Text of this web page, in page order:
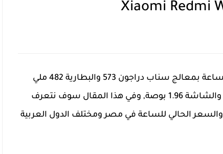
مواصفات و سعر شاومي ريدمي واتش 10 اليوم, تأتي الساعة بمعالج سناب دراجون 573 والبطارية 482 ملي
امبير، والرامات 6 جيجا رام ومساحة التخزين 8 جيجا بايت والشاشة 1.96 بوصة, وفي هذا المقال سوف نتعرف
اكثر على امكانيات ومواصفات Xiaomi Redmi Watch 10 والسعر الحالي للساعة في مصر ومختلف الدول العربية